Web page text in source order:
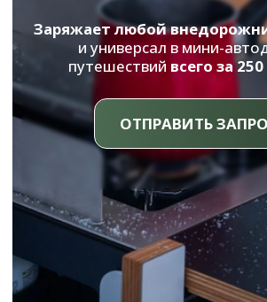
кемпербокс разработан практически
для всех универсалов, кроссоверов
и внедорожников
Мобильность
и удобство
Конструкция